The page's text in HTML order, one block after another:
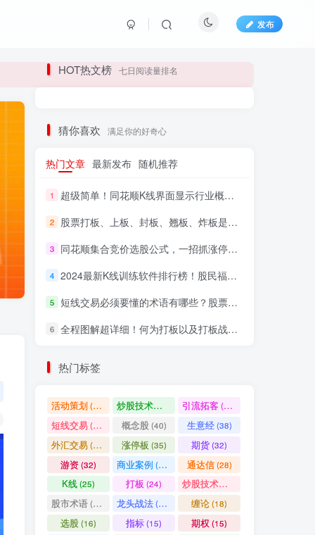
发布
新各大精品创业项目！
HOT热文榜 七日阅读量排名
猜你喜欢 满足你的好奇心
热门文章 最新发布 随机推荐
1 超级简单！同花顺K线界面显示行业概念指标代码图解
2 股票打板、上板、封板、翘板、炸板是什么意思？炒股你必须懂的暗语！
3 同花顺集合竞价选股公式，一招抓涨停让你秒变打板高手！
4 2024最新K线训练软件排行榜！股民福利，十款专业分析工具全揭秘！
5 短线交易必须要懂的术语有哪些？股票分时水上、水下是什么意思？
6 全程图解超详细！何为打板以及打板战法的精髓
热门标签
活动策划(49) 炒股技术指标 (48)引流拓客(46)
短线交易(40) 概念股(40) 生意经(38)
外汇交易(37) 涨停板 (35) 期货(32)
游资(32) 商业案例 (30) 通达信(28)
K线(25) 打板 (24) 炒股技术形态
股市术语(21) 龙头战法(20) 缠论(18)
选股(16) 指标(15) 期权 (15)
登录 注册
七日阅读量排名
满足你的好奇心
热门文章 最新发布 随机推荐